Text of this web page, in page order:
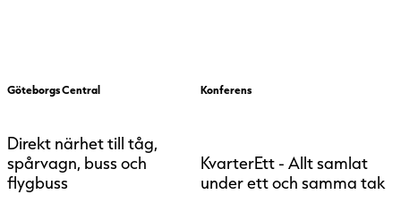
Göteborgs Central
Direkt närhet till tåg,
spårvagn, buss och
flygbuss
Konferens
KvarterEtt - Allt samlat
under ett och samma tak